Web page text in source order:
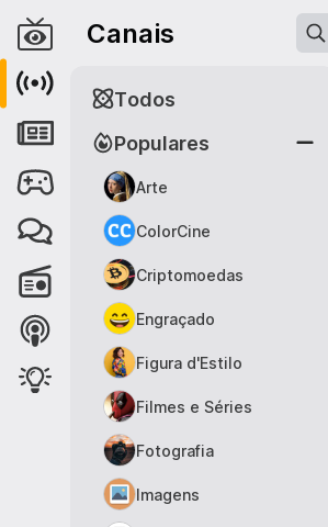
Canais
Populares
Arte
ColorCine
Criptomoedas
Engraçado
Figura d'Estilo
Filmes e Séries
Fotografia
Imagens
Todos